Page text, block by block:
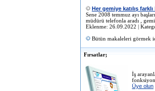
Her gemiye katılış
Sene 2008 temmuz ayı
müdürü telefonla aradı ,
Eklenme: 26.09.2022 |
Bütün makaleleri görmek
Fırsatlar;
İş
Üye olun